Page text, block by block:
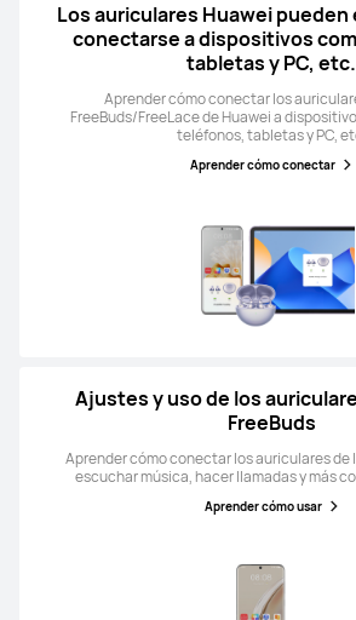
Los auriculares Huawei
conectarse a dispositivos
tabletas y PC, etc.
Aprender cómo conectar los
FreeBuds/FreeLace de Huawei a
teléfonos, tabletas y PC,
Aprender cómo conectar
Ajustes y uso de los
FreeBuds
Aprender cómo conectar los auriculares de
escuchar música, hacer llamadas y más
Aprender cómo usar